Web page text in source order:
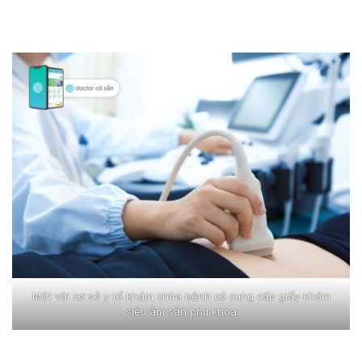
Một vài cơ sở y tế khám chữa bệnh có cung cấp giấy khám
siêu âm sản phụ khoa